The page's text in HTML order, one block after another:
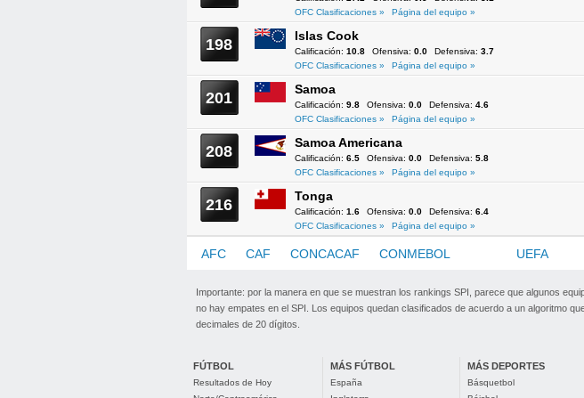
OFC Clasificaciones »
Página del equipo »
198 Islas Cook
Calificación: 10.8 Ofensiva: 0.0 Defensiva: 3.7
OFC Clasificaciones »
Página del equipo »
201 Samoa
Calificación: 9.8 Ofensiva: 0.0 Defensiva: 4.6
OFC Clasificaciones »
Página del equipo »
208 Samoa Americana
Calificación: 6.5 Ofensiva: 0.0 Defensiva: 5.8
OFC Clasificaciones »
Página del equipo »
216 Tonga
Calificación: 1.6 Ofensiva: 0.0 Defensiva: 6.4
OFC Clasificaciones »
Página del equipo »
AFC CAF CONCACAF CONMEBOL UEFA
Importante: por la manera en que se muestran los rankings SPI, parece que algunos
no hay empates en el SPI. Los equipos quedan clasificados de acuerdo a un algoritmo
decimales de 20 dígitos.
FÚTBOL
Resultados de Hoy
MÁS FÚTBOL
España
MÁS DEPORTES
Básquetbol